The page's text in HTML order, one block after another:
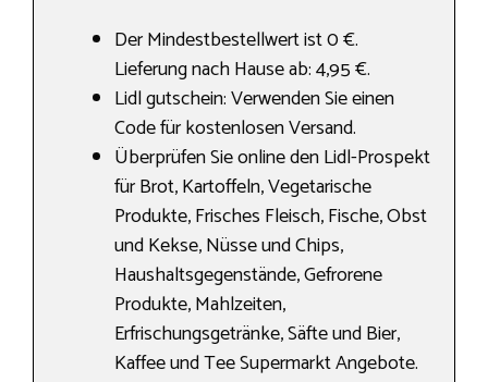
Der Mindestbestellwert ist 0 €.
Lieferung nach Hause ab: 4,95 €.
Lidl gutschein: Verwenden Sie einen
Code für kostenlosen Versand.
Überprüfen Sie online den Lidl-Prospekt
für Brot, Kartoffeln, Vegetarische
Produkte, Frisches Fleisch, Fische, Obst
und Kekse, Nüsse und Chips,
Haushaltsgegenstände, Gefrorene
Produkte, Mahlzeiten,
Erfrischungsgetränke, Säfte und Bier,
Kaffee und Tee Supermarkt Angebote.